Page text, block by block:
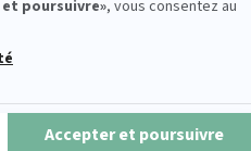
poursuivre», vous consentez au
: Personnalisez vos
Accepter et poursuivre